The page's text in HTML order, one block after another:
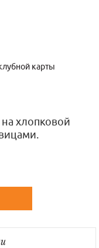
карты
хлопковой